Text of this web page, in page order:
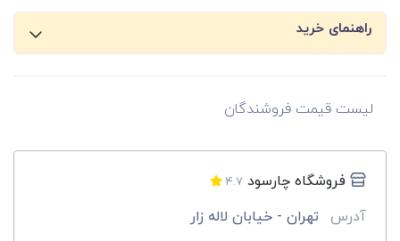
راهنمای خرید
لیست قیمت فروشندگان
فروشگاه چارسود 4.7
آدرس تهران - خیابان لاله زار